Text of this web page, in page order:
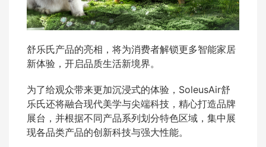
舒乐氏产品的亮相，将为消费者解锁更多智能家居
新体验，开启品质生活新境界。
为了给观众带来更加沉浸式的体验，SoleusAir舒
乐氏还将融合现代美学与尖端科技，精心打造品牌
展台，并根据不同产品系列划分特色区域，集中展
现各品类产品的创新科技与强大性能。